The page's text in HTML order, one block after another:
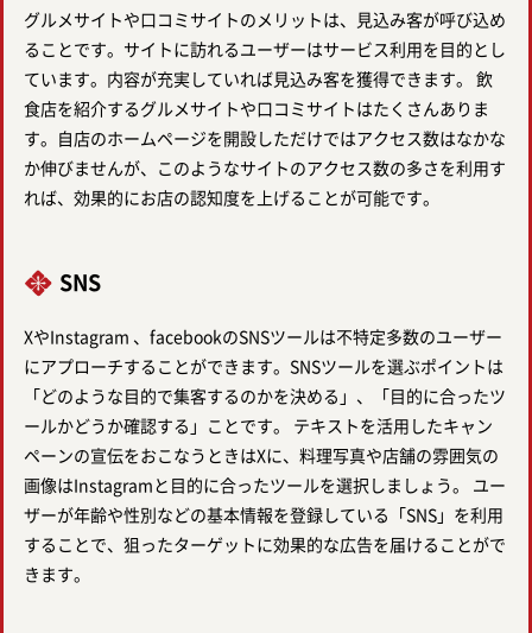
グルメサイトや口コミサイトのメリットは、見込み客が呼び込め
ることです。サイトに訪れるユーザーはサービス利用を目的とし
ています。内容が充実していれば見込み客を獲得できます。 飲
食店を紹介するグルメサイトや口コミサイトはたくさんありま
す。自店のホームページを開設しただけではアクセス数はなかな
か伸びませんが、このようなサイトのアクセス数の多さを利用す
れば、効果的にお店の認知度を上げることが可能です。
SNS
XやInstagram 、facebookのSNSツールは不特定多数のユーザー
にアプローチすることができます。SNSツールを選ぶポイントは
「どのような目的で集客するのかを決める」、「目的に合ったツ
ールかどうか確認する」ことです。 テキストを活用したキャン
ペーンの宣伝をおこなうときはXに、料理写真や店舗の雰囲気の
画像はInstagramと目的に合ったツールを選択しましょう。 ユー
ザーが年齢や性別などの基本情報を登録している「SNS」を利用
することで、狙ったターゲットに効果的な広告を届けることがで
きます。